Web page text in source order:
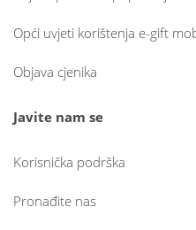
Opći uvjeti korištenja e-gift
Objava cjenika
Javite nam se
Korisnička podrška
Pronađite nas